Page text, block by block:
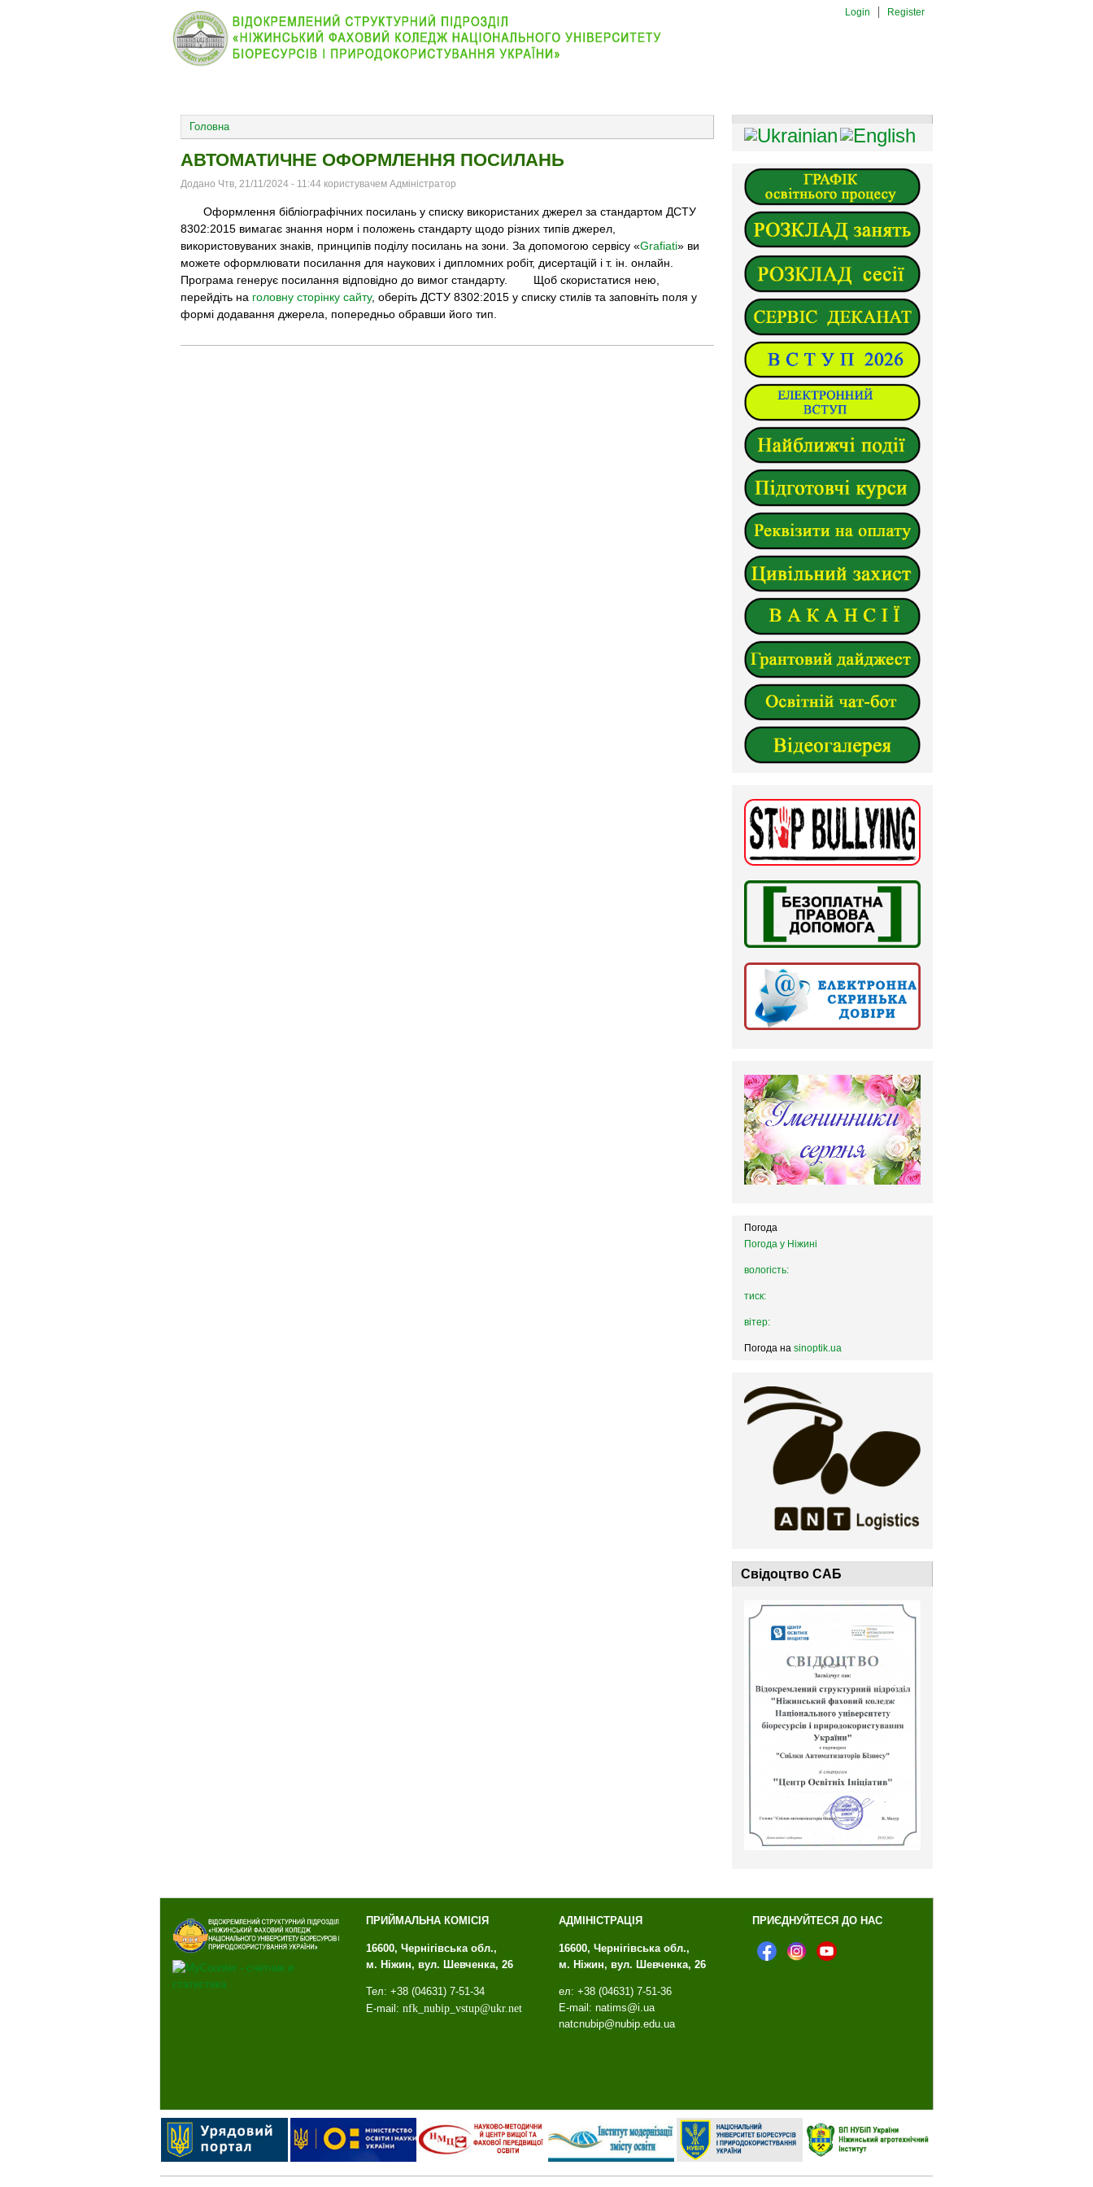
Login Register
Головна
АВТОМАТИЧНЕ ОФОРМЛЕННЯ ПОСИЛАНЬ
Додано Чтв, 21/11/2024 - 11:44 користувачем Адміністратор
Оформлення бібліографічних посилань у списку використаних джерел за стандартом ДСТУ
8302:2015 вимагає знання норм і положень стандарту щодо різних типів джерел,
використовуваних знаків, принципів поділу посилань на зони. За допомогою сервісу «Grafiati» ви
можете оформлювати посилання для наукових і дипломних робіт, дисертацій і т. ін. онлайн.
Програма генерує посилання відповідно до вимог стандарту. Щоб скористатися нею,
перейдіть на головну сторінку сайту, оберіть ДСТУ 8302:2015 у списку стилів та заповніть поля у
формі додавання джерела, попередньо обравши його тип.
Погода
Погода у Ніжині
вологість:
тиск:
вітер:
Погода на sinoptik.ua
Свідоцтво САБ
ПРИЙМАЛЬНА КОМІСІЯ
16600, Чернігівська обл.,
м. Ніжин, вул. Шевченка, 26
Тел: +38 (04631) 7-51-34
E-mail: nfk_ nubip_ vstup@ukr.net
АДМІНІСТРАЦІЯ
16600, Чернігівська обл.,
м. Ніжин, вул. Шевченка, 26
ел: +38 (04631) 7-51-36
E-mail: natims@i.ua
natcnubip@nubip.edu.ua
ПРИЄДНУЙТЕСЯ ДО НАС